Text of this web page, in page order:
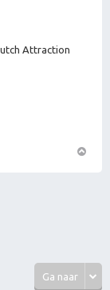
Attraction
Ga naar